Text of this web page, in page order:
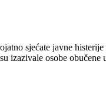
sjećate javne
izazivale osobe obučene